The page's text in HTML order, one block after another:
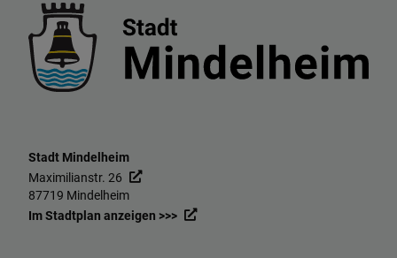
Stadt Mindelheim
Maximilianstr. 26
87719 Mindelheim
Im Stadtplan anzeigen >>>